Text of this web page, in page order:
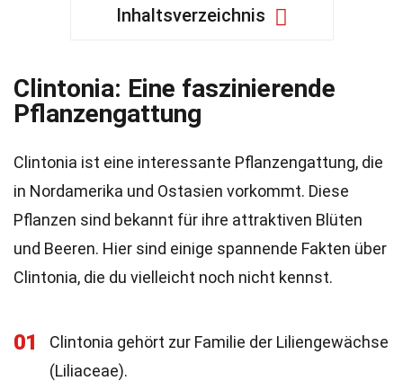
Inhaltsverzeichnis
Clintonia: Eine faszinierende
Pflanzengattung
Clintonia ist eine interessante Pflanzengattung, die
in Nordamerika und Ostasien vorkommt. Diese
Pflanzen sind bekannt für ihre attraktiven Blüten
und Beeren. Hier sind einige spannende Fakten über
Clintonia, die du vielleicht noch nicht kennst.
01
Clintonia gehört zur Familie der Liliengewächse
(Liliaceae).